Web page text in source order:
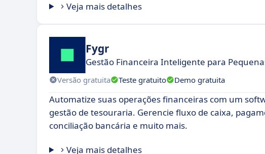
Veja mais detalhes
Fygr
Gestão Financeira Inteligente para
Versão gratuita Teste gratuito Demo gratuita
Automatize suas operações financeiras com um
gestão de tesouraria. Gerencie fluxo de caixa,
conciliação bancária e muito mais.
Veja mais detalhes